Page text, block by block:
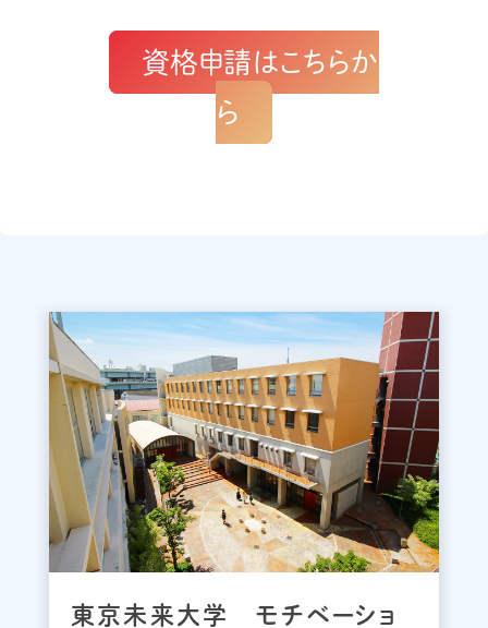
資格申請はこちらか
ら
東京未来大学 モチベーショ